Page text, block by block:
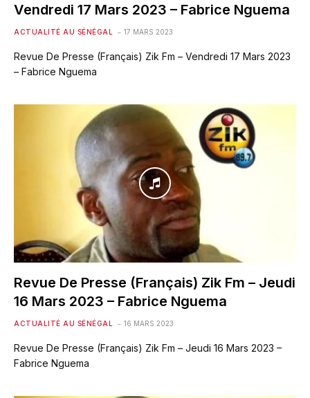
Vendredi 17 Mars 2023 – Fabrice Nguema
ACTUALITÉ AU SÉNÉGAL 17 MARS 2023
Revue De Presse (Français) Zik Fm – Vendredi 17 Mars 2023
– Fabrice Nguema
Revue De Presse (Français) Zik Fm – Jeudi
16 Mars 2023 – Fabrice Nguema
ACTUALITÉ AU SÉNÉGAL 16 MARS 2023
Revue De Presse (Français) Zik Fm – Jeudi 16 Mars 2023 –
Fabrice Nguema